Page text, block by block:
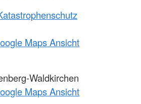
Maps Ansicht
Waldkirchen
Maps Ansicht